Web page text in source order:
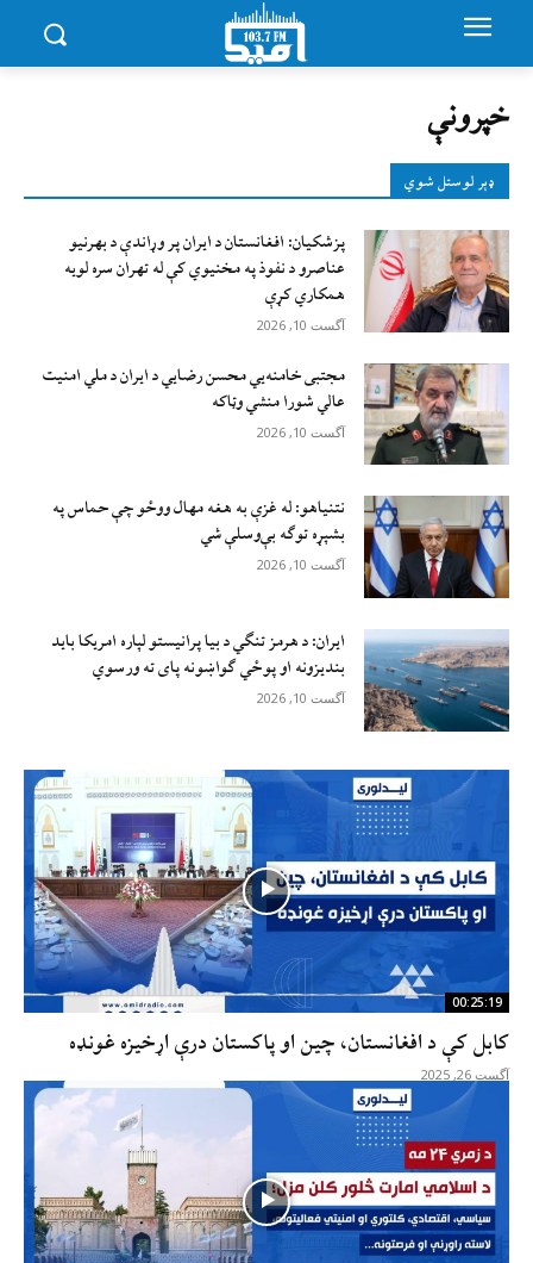
خپرونې
ډېر لوستل شوي
پزشکیان: افغانستان د ایران پر وړاندې د بهرنیو
عناصرو د نفوذ په مخنیوي کې له تهران سره لويه
همکاري کړې
آگست 10, 2026
مجتبی خامنه‌يي محسن رضايي د ایران د ملي امنیت
عالي شورا منشي وټاکه
آگست 10, 2026
نتنیاهو: له غزې به هغه مهال ووځو چې حماس په
بشپړه توګه بې‌وسلې شي
آگست 10, 2026
ایران: د هرمز تنګي د بیا پرانیستو لپاره امریکا باید
بندیزونه او پوځي ګواښونه پای ته ورسوي
آگست 10, 2026
00:25:19
کابل کې د افغانستان، چین او پاکستان درې اړخیزه غونډه
آگست 26, 2025